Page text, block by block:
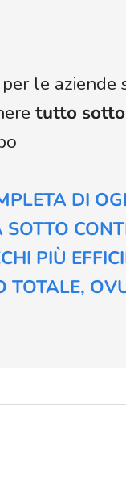
le aziende
tutto
DI
SOTTO
PIÙ
TOTALE,